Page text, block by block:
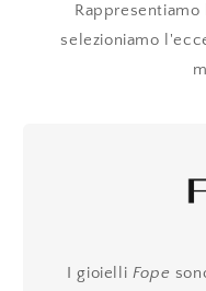
selezioniamo
I gioielli Fope